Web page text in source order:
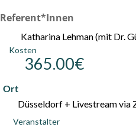
Referent*innen
Katharina Lehman (mit Dr.
Kosten
365.00€
Ort
Düsseldorf + Livestream via
Veranstalter